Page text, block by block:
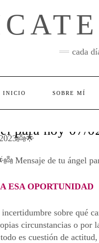
cada
INICIO SOBRE MÍ
para hoy 07/
Mensaje de tu ángel
ESA OPORTUNIDAD
sobre qué
circunstancias o por
es cuestión de